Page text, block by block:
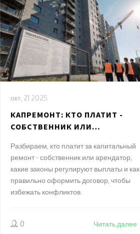
окт, 21 2025
КАПРЕМОНТ: КТО ПЛАТИТ -
СОБСТВЕННИК ИЛИ
Разбираем, кто платит за капитальный
ремонт - собственник или арендатор,
какие законы регулируют выплаты и как
правильно оформить договор, чтобы
избежать конфликтов.
0 Читать далее